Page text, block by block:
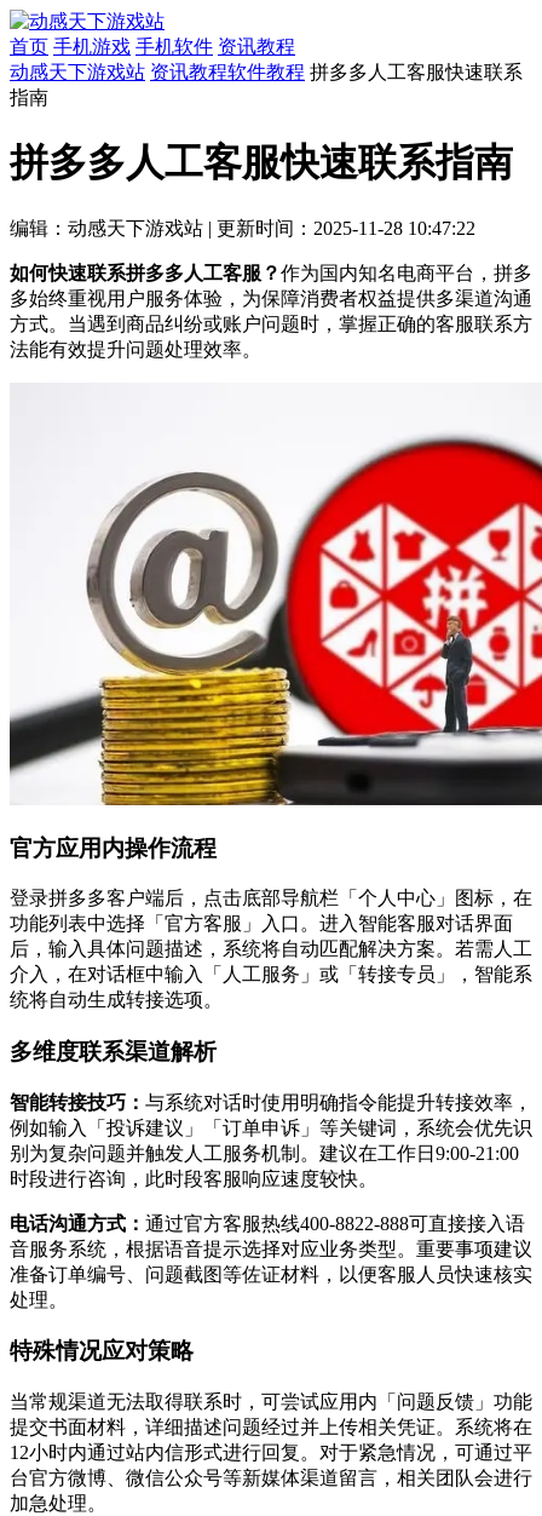
首页 手机游戏 手机软件 资讯教程
动感天下游戏站 资讯教程软件教程 拼多多人工客服快速联系
指南
拼多多人工客服快速联系指南
编辑：动感天下游戏站 | 更新时间：2025-11-28 10:47:22
如何快速联系拼多多人工客服？作为国内知名电商平台，拼多
多始终重视用户服务体验，为保障消费者权益提供多渠道沟通
方式。当遇到商品纠纷或账户问题时，掌握正确的客服联系方
法能有效提升问题处理效率。
官方应用内操作流程
登录拼多多客户端后，点击底部导航栏「个人中心」图标，在
功能列表中选择「官方客服」入口。进入智能客服对话界面
后，输入具体问题描述，系统将自动匹配解决方案。若需人工
介入，在对话框中输入「人工服务」或「转接专员」，智能系
统将自动生成转接选项。
多维度联系渠道解析
智能转接技巧： 与系统对话时使用明确指令能提升转接效率，
例如输入「投诉建议」「订单申诉」等关键词，系统会优先识
别为复杂问题并触发人工服务机制。建议在工作日9:00-21:00
时段进行咨询，此时段客服响应速度较快。
电话沟通方式： 通过官方客服热线400-8822-888可直接接入语
音服务系统，根据语音提示选择对应业务类型。重要事项建议
准备订单编号、问题截图等佐证材料，以便客服人员快速核实
处理。
特殊情况应对策略
当常规渠道无法取得联系时，可尝试应用内「问题反馈」功能
提交书面材料，详细描述问题经过并上传相关凭证。系统将在
12小时内通过站内信形式进行回复。对于紧急情况，可通过平
台官方微博、微信公众号等新媒体渠道留言，相关团队会进行
加急处理。